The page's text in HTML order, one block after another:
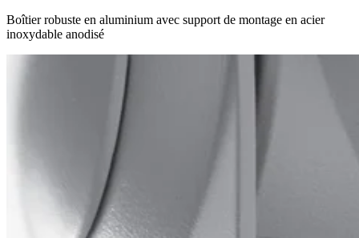
Boîtier robuste en aluminium avec support de montage en acier
inoxydable anodisé